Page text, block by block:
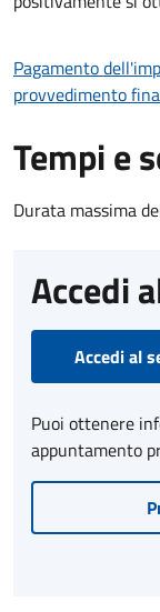
Pagamento
provvedimento
Tempi e
Durata massima
Accedi
Accedi al
Puoi ottenere
appuntamento